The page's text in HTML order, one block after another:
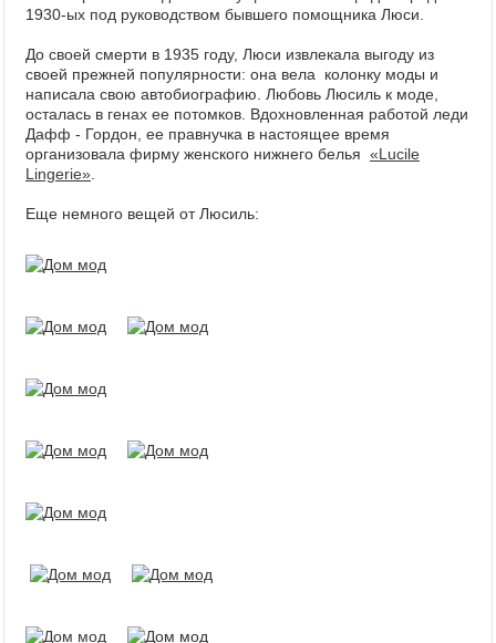
1930-ых под руководством бывшего помощника Люси.
До своей смерти в 1935 году, Люси извлекала выгоду из
своей прежней популярности: она вела колонку моды и
написала свою автобиографию. Любовь Люсиль к моде,
осталась в генах ее потомков. Вдохновленная работой леди
Дафф - Гордон, ее правнучка в настоящее время
организовала фирму женского нижнего белья «Lucile
Lingerie»
Еще немного вещей от Люсиль: